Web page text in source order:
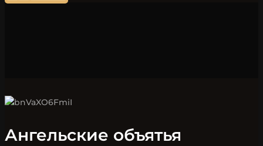
Ангельские объятья